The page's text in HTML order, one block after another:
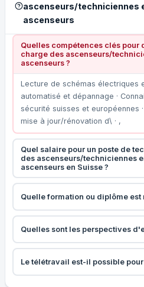
ascenseurs/techniciennes
ascenseurs
Quelles compétences clés pour
charge des ascenseurs/
ascenseurs ?
Lecture de schémas électriques
automatisé et dépannage ·
sécurité suisses et européennes
mise à jour/rénovation d\ · ,
Quel salaire pour un poste de
des ascenseurs/techniciennes
ascenseurs en Suisse ?
Quelle formation ou diplôme est
Quelles sont les perspectives
Le télétravail est-il possible